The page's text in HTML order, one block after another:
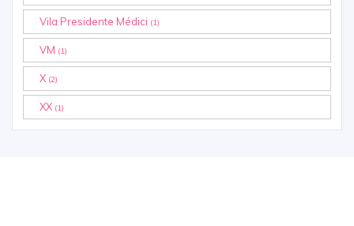
Vila Presidente Médici (1)
VM (1)
X (2)
XX (1)